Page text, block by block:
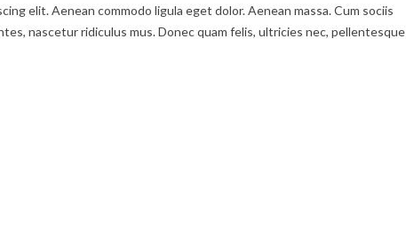
elit. Aenean commodo ligula eget dolor. Aenean massa. Cum sociis
nascetur ridiculus mus. Donec quam felis, ultricies nec, pellentesque